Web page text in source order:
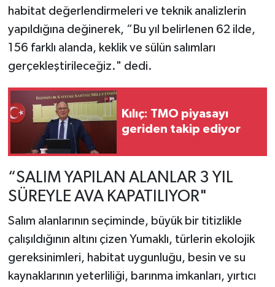
habitat değerlendirmeleri ve teknik analizlerin
yapıldığına değinerek, “Bu yıl belirlenen 62 ilde,
156 farklı alanda, keklik ve sülün salımları
gerçekleştirileceğiz." dedi.
Kılıç: TMO piyasayı
geriden takip ediyor
“SALIM YAPILAN ALANLAR 3 YIL
SÜREYLE AVA KAPATILIYOR"
Salım alanlarının seçiminde, büyük bir titizlikle
çalışıldığının altını çizen Yumaklı, türlerin ekolojik
gereksinimleri, habitat uygunluğu, besin ve su
kaynaklarının yeterliliği, barınma imkanları, yırtıcı